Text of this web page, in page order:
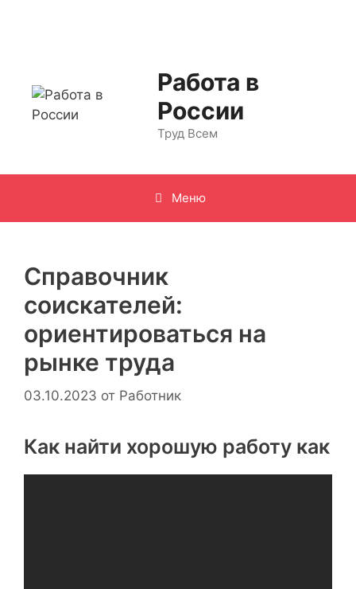
Работа в
России
Труд Всем
Меню
Справочник
соискателей:
ориентироваться на
рынке труда
03.10.2023 от Работник
Как найти хорошую работу как